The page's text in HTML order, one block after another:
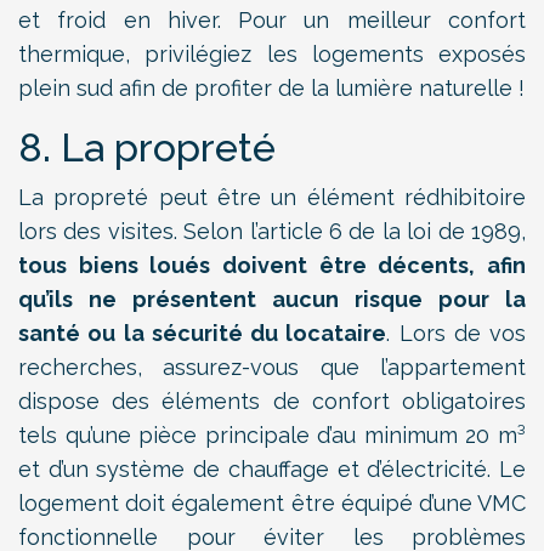
et froid en hiver. Pour un meilleur confort
thermique, privilégiez les logements exposés
plein sud afin de profiter de la lumière naturelle !
8. La propreté
La propreté peut être un élément rédhibitoire
lors des visites. Selon l’article 6 de la loi de 1989,
tous biens loués doivent être décents, afin
qu’ils ne présentent aucun risque pour la
santé ou la sécurité du locataire. Lors de vos
recherches, assurez-vous que l’appartement
dispose des éléments de confort obligatoires
tels qu’une pièce principale d’au minimum 20 m³
et d’un système de chauffage et d’électricité. Le
logement doit également être équipé d’une VMC
fonctionnelle pour éviter les problèmes